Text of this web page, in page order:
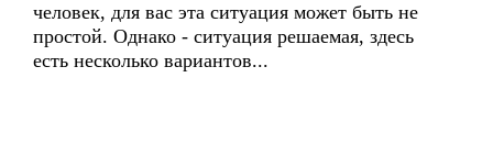
человек, для вас эта ситуация может быть не
простой. Однако - ситуация решаемая, здесь
есть несколько вариантов...